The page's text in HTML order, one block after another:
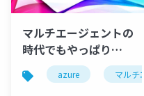
マルチエージェントの
時代でもやっぱり
Durable Functions は
最高だぜ！
azure マルチ